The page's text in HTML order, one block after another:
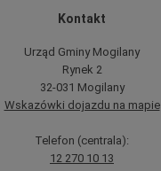
Kontakt
Urząd Gminy Mogilany
Rynek 2
32-031 Mogilany
Wskazówki dojazdu na mapie
Telefon (centrala):
12 270 10 13